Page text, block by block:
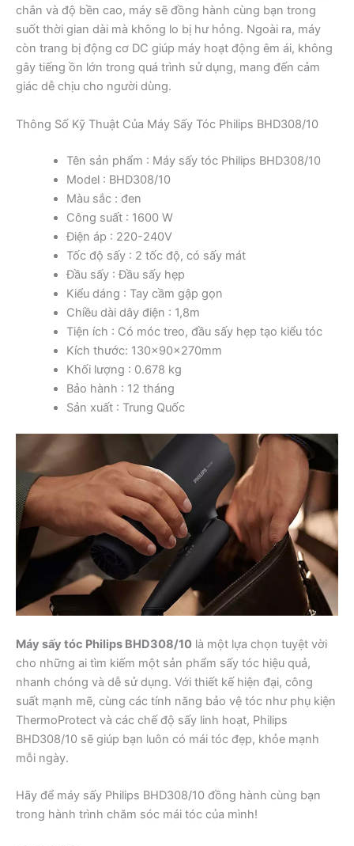
chắn và độ bền cao, máy sẽ đồng hành cùng bạn trong
suốt thời gian dài mà không lo bị hư hỏng. Ngoài ra, máy
còn trang bị động cơ DC giúp máy hoạt động êm ái, không
gây tiếng ồn lớn trong quá trình sử dụng, mang đến cảm
giác dễ chịu cho người dùng.
Thông Số Kỹ Thuật Của Máy Sấy Tóc Philips BHD308/10
Tên sản phẩm : Máy sấy tóc Philips BHD308/10
Model : BHD308/10
Màu sắc : đen
Công suất : 1600 W
Điện áp : 220-240V
Tốc độ sấy : 2 tốc độ, có sấy mát
Đầu sấy : Đầu sấy hẹp
Kiểu dáng : Tay cầm gập gọn
Chiều dài dây điện : 1,8m
Tiện ích : Có móc treo, đầu sấy hẹp tạo kiểu tóc
Kích thước: 130x90x270mm
Khối lượng : 0.678 kg
Bảo hành : 12 tháng
Sản xuất : Trung Quốc
Máy sấy tóc Philips BHD308/10 là một lựa chọn tuyệt vời
cho những ai tìm kiếm một sản phẩm sấy tóc hiệu quả,
nhanh chóng và dễ sử dụng. Với thiết kế hiện đại, công
suất mạnh mẽ, cùng các tính năng bảo vệ tóc như phụ kiện
ThermoProtect và các chế độ sấy linh hoạt, Philips
BHD308/10 sẽ giúp bạn luôn có mái tóc đẹp, khỏe mạnh
mỗi ngày.
Hãy để máy sấy Philips BHD308/10 đồng hành cùng bạn
trong hành trình chăm sóc mái tóc của mình!